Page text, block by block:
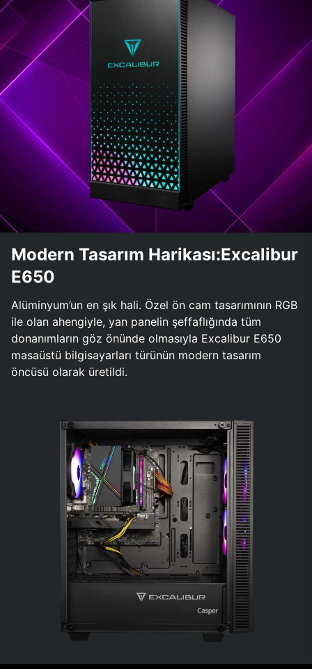
Modern Tasarım Harikası:Excalibur
E650
Alüminyum’un en şık hali. Özel ön cam tasarımının RGB
ile olan ahengiyle, yan panelin şeffaflığında tüm
donanımların göz önünde olmasıyla Excalibur E650
masaüstü bilgisayarları türünün modern tasarım
öncüsü olarak üretildi.